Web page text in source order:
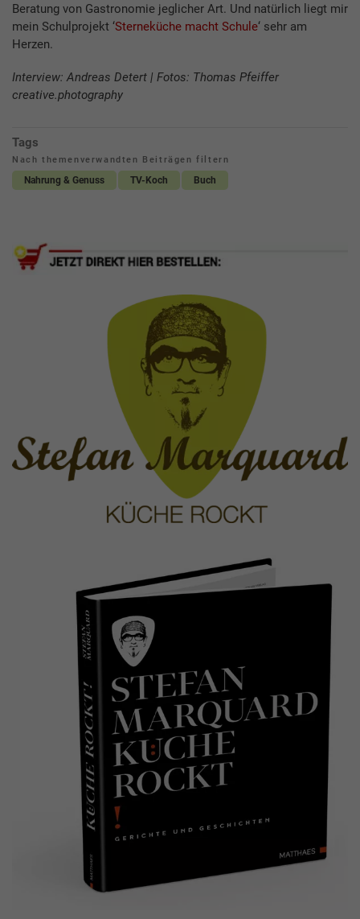
Beratung von Gastronomie jeglicher Art. Und natürlich liegt mir
mein Schulprojekt ‘Sterneküche macht Schule‘ sehr am
Herzen.
Interview: Andreas Detert | Fotos: Thomas Pfeiffer
creative.photography
Tags
Nach themenverwandten Beiträgen filtern
Nahrung & Genuss TV-Koch Buch